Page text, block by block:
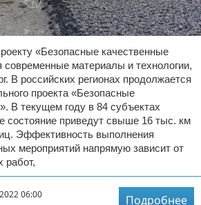
«Безопасные качественные
современные материалы и технологии,
В российских регионах продолжается
проекта «Безопасные
В текущем году в 84 субъектах
состояние приведут свыше 16 тыс. км
Эффективность выполнения
мероприятий напрямую зависит от
работ,
06:00
Подробнее